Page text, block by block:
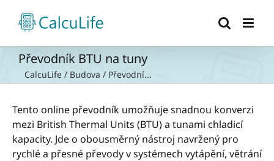
obsah
Převodník BTU na tuny
CalcuLife / Budova / Převodní...
Tento online převodník umožňuje snadnou konverzi
mezi British Thermal Units (BTU) a tunami chladicí
kapacity. Jde o obousměrný nástroj navržený pro
rychlé a přesné převody v systémech vytápění, větrání